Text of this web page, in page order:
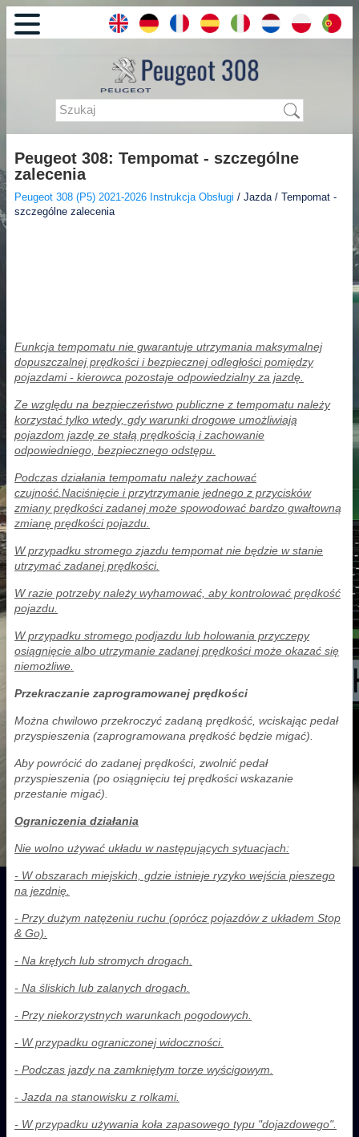
Peugeot 308: Tempomat - szczególne
zalecenia
Peugeot 308 (P5) 2021-2026 Instrukcja Obsługi / Jazda / Tempomat -
szczególne zalecenia
Funkcja tempomatu nie gwarantuje utrzymania maksymalnej
dopuszczalnej prędkości i bezpiecznej odległości pomiędzy
pojazdami - kierowca pozostaje odpowiedzialny za jazdę.
Ze względu na bezpieczeństwo publiczne z tempomatu należy
korzystać tylko wtedy, gdy warunki drogowe umożliwiają
pojazdom jazdę ze stałą prędkością i zachowanie
odpowiedniego, bezpiecznego odstępu.
Podczas działania tempomatu należy zachować
czujność.Naciśnięcie i przytrzymanie jednego z przycisków
zmiany prędkości zadanej może spowodować bardzo gwałtowną
zmianę prędkości pojazdu.
W przypadku stromego zjazdu tempomat nie będzie w stanie
utrzymać zadanej prędkości.
W razie potrzeby należy wyhamować, aby kontrolować prędkość
pojazdu.
W przypadku stromego podjazdu lub holowania przyczepy
osiągnięcie albo utrzymanie zadanej prędkości może okazać się
niemożliwe.
Przekraczanie zaprogramowanej prędkości
Można chwilowo przekroczyć zadaną prędkość, wciskając pedał
przyspieszenia (zaprogramowana prędkość będzie migać).
Aby powrócić do zadanej prędkości, zwolnić pedał
przyspieszenia (po osiągnięciu tej prędkości wskazanie
przestanie migać).
Ograniczenia działania
Nie wolno używać układu w następujących sytuacjach:
- W obszarach miejskich, gdzie istnieje ryzyko wejścia pieszego
na jezdnię.
- Przy dużym natężeniu ruchu (oprócz pojazdów z układem Stop
& Go).
- Na krętych lub stromych drogach.
- Na śliskich lub zalanych drogach.
- Przy niekorzystnych warunkach pogodowych.
- W przypadku ograniczonej widoczności.
- Podczas jazdy na zamkniętym torze wyścigowym.
- Jazda na stanowisku z rolkami.
- W przypadku używania koła zapasowego typu "dojazdowego".